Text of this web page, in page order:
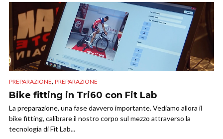
PREPARAZIONE, PREPARAZIONE
Bike fitting in Tri60 con Fit Lab
La preparazione, una fase davvero importante. Vediamo allora il
bike fitting, calibrare il nostro corpo sul mezzo attraverso la
tecnologia di Fit Lab...